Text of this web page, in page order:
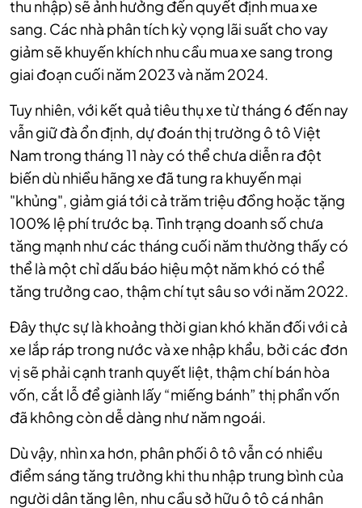
thu nhập) sẽ ảnh hưởng đến quyết định mua xe
sang. Các nhà phân tích kỳ vọng lãi suất cho vay
giảm sẽ khuyến khích nhu cầu mua xe sang trong
giai đoạn cuối năm 2023 và năm 2024.
Tuy nhiên, với kết quả tiêu thụ xe từ tháng 6 đến nay
vẫn giữ đà ổn định, dự đoán thị trường ô tô Việt
Nam trong tháng 11 này có thể chưa diễn ra đột
biến dù nhiều hãng xe đã tung ra khuyến mại
"khủng", giảm giá tới cả trăm triệu đồng hoặc tặng
100% lệ phí trước bạ. Tình trạng doanh số chưa
tăng mạnh như các tháng cuối năm thường thấy có
thể là một chỉ dấu báo hiệu một năm khó có thể
tăng trưởng cao, thậm chí tụt sâu so với năm 2022.
Đây thực sự là khoảng thời gian khó khăn đối với cả
xe lắp ráp trong nước và xe nhập khẩu, bởi các đơn
vị sẽ phải cạnh tranh quyết liệt, thậm chí bán hòa
vốn, cắt lỗ để giành lấy “miếng bánh” thị phần vốn
đã không còn dễ dàng như năm ngoái.
Dù vậy, nhìn xa hơn, phân phối ô tô vẫn có nhiều
điểm sáng tăng trưởng khi thu nhập trung bình của
người dân tăng lên, nhu cầu sở hữu ô tô cá nhân